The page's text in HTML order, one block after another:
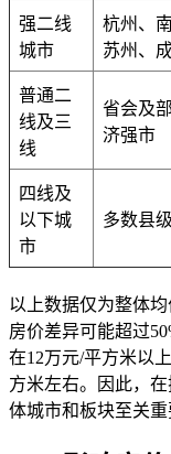
强二线
城市
杭州、南
苏州、
普通二
线及三
线
省会及
济强市
四线及
以下城
市
多数县
以上数据仅为整体
房价差异可能超过
在12万元/平方米以
方米左右。因此，
体城市和板块至关重